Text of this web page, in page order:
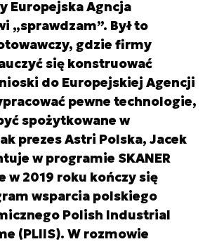
Europejska Agncja
„sprawdzam”. Był to
gdzie firmy
się konstruować
do Europejskiej Agencji
pewne technologie,
spożytkowane w
prezes Astri Polska, Jacek
w programie SKANER
w 2019 roku kończy się
wsparcia polskiego
Polish Industrial
(PLIIS). W rozmowie